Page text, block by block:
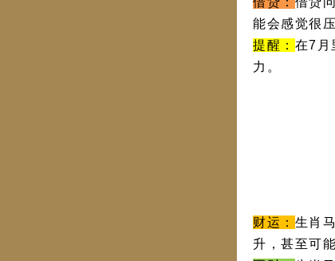
能会感觉很压
提醒： 在7月
力。
财运： 生肖
升，甚至可